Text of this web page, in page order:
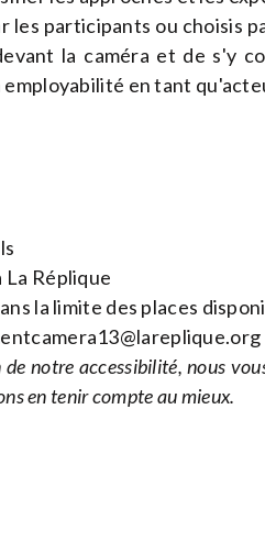
les participants ou choisis
la caméra et de s'y
en tant
Réplique
la limite des places
notre accessibilité, nous
en tenir compte au mieux.